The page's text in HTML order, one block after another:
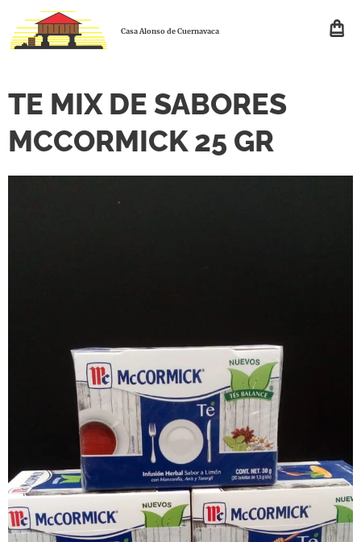
Casa Alonso de Cuernavaca
TE MIX DE SABORES
MCCORMICK 25 GR